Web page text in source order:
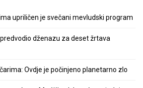
upriličen je svečani mevludski program
dženazu za deset žrtava
Ovdje je počinjeno planetarno zlo